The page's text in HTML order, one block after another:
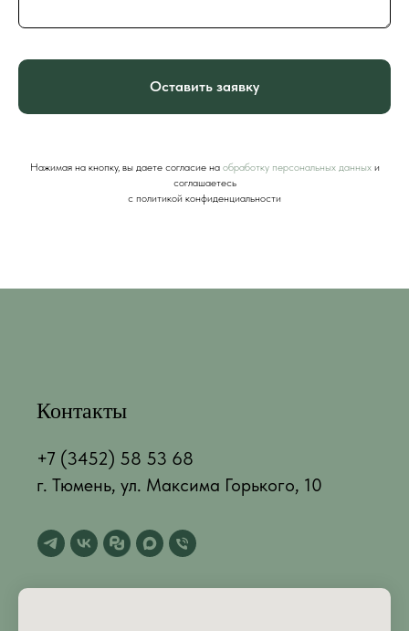
Оставить заявку
Нажимая на кнопку, вы даете согласие на обработку персональных данныхи
соглашаетесь
c политикой конфиденциальности
Контакты
+7 (3452) 58 53 68
г. Тюмень, ул. Максима Горького, 10